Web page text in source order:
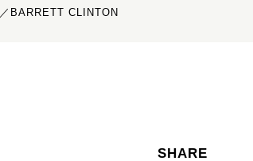
／BARRETT CLINTON
SHARE